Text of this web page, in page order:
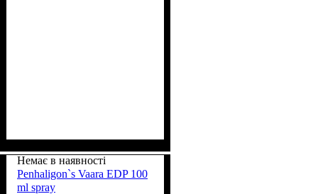
Немає в наявності
Penhaligon`s Vaara EDP 100
ml spray